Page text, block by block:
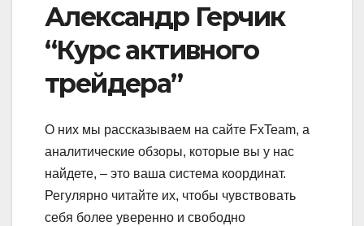
Александр Герчик
“Курс активного
трейдера”
О них мы рассказываем на сайте FxTeam, а
аналитические обзоры, которые вы у нас
найдете, – это ваша система координат.
Регулярно читайте их, чтобы чувствовать
себя более уверенно и свободно